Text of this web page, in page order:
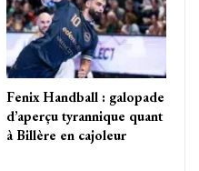
Fenix Handball : galopade
d’aperçu tyrannique quant
à Billère en cajoleur